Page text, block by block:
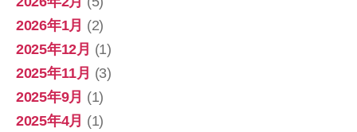
2026年1月 (2)
2025年12月 (1)
2025年11月 (3)
2025年9月 (1)
2025年4月 (1)